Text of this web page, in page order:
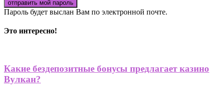
Пароль будет выслан Вам по электронной почте.
Это интересно!
Какие бездепозитные бонусы предлагает казино
Вулкан?